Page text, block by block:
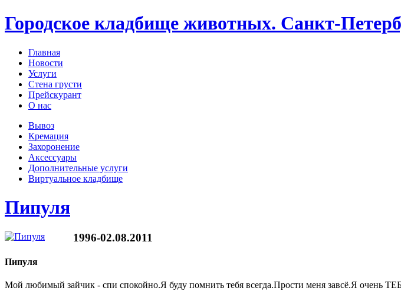
Городское кладбище животных. Санкт-
Главная
Новости
Услуги
Стена грусти
Прейскурант
О нас
Вывоз
Кремация
Захоронение
Аксессуары
Дополнительные услуги
Виртуальное кладбище
Пипуля
1996-02.08.2011
Пипуля
Мой любимый зайчик - спи спокойно.Я буду помнить тебя всегда.Прости меня